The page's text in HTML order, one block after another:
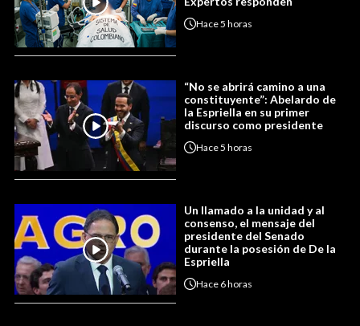
Hace5 horas
“No se abrirá camino a una
constituyente”: Abelardo de
la Espriella en su primer
discurso como presidente
Hace5 horas
Un llamado a la unidad y al
consenso, el mensaje del
presidente del Senado
durante la posesión de De la
Espriella
Hace 6 horas